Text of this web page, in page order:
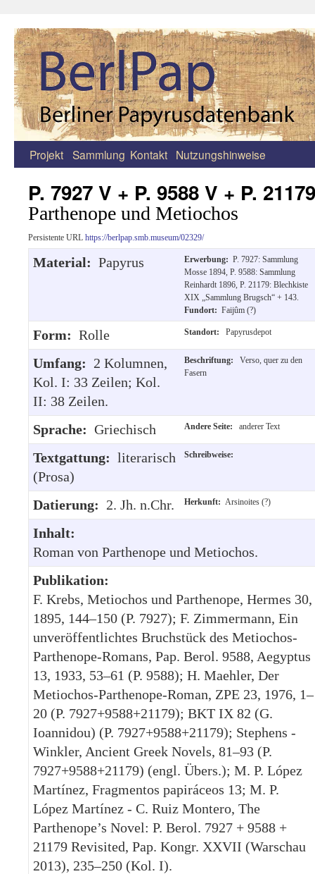
Zum
springen
Projekt Sammlung Kontakt Nutzungshinweise
P. 7927 V + P. 9588 V + P.
Parthenope und Metiochos
Persistente URL https://berlpap.smb.museum/02329/
Material: Papyrus Erwerbung: P. 7927: Sammlung
Mosse 1894, P. 9588: Sammlung
Reinhardt 1896, P. 21179: Blechkiste
XIX „Sammlung Brugsch“ + 143.
Fundort: Faijûm (?)
Form: Rolle Standort: Papyrusdepot
Umfang: 2 Kolumnen,
Kol. I: 33 Zeilen; Kol.
II: 38 Zeilen.
Beschriftung:
Verso, quer zu den
Fasern
Sprache: Griechisch Andere Seite: anderer Text
Textgattung: literarisch
(Prosa)
Schreibweise:
Datierung: 2. Jh. n.Chr. Herkunft: Arsinoites (?)
Inhalt:
Roman von Parthenope und Metiochos.
Publikation:
F. Krebs, Metiochos und Parthenope, Hermes 30,
1895, 144–150 (P. 7927); F. Zimmermann, Ein
unveröffentlichtes Bruchstück des Metiochos-
Parthenope-Romans, Pap. Berol. 9588, Aegyptus
13, 1933, 53–61 (P. 9588); H. Maehler, Der
Metiochos-Parthenope-Roman, ZPE 23, 1976, 1–
20 (P. 7927+9588+21179); BKT IX 82 (G.
Ioannidou) (P. 7927+9588+21179); Stephens -
Winkler, Ancient Greek Novels, 81–93 (P.
7927+9588+21179) (engl. Übers.); M. P. López
Martínez, Fragmentos papiráceos 13; M. P.
López Martínez - C. Ruiz Montero, The
Parthenope’s Novel: P. Berol. 7927 + 9588 +
21179 Revisited, Pap. Kongr. XXVII (Warschau
2013), 235–250 (Kol. I).